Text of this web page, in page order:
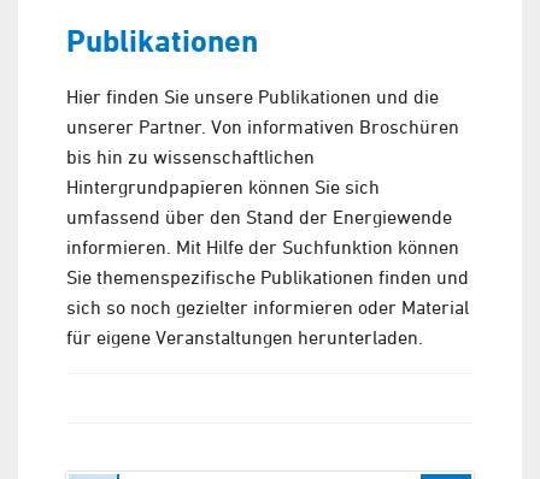
Publikationen
Hier finden Sie unsere Publikationen und die
unserer Partner. Von informativen Broschüren
bis hin zu wissenschaftlichen
Hintergrundpapieren können Sie sich
umfassend über den Stand der Energiewende
informieren. Mit Hilfe der Suchfunktion können
Sie themenspezifische Publikationen finden und
sich so noch gezielter informieren oder Material
für eigene Veranstaltungen herunterladen.